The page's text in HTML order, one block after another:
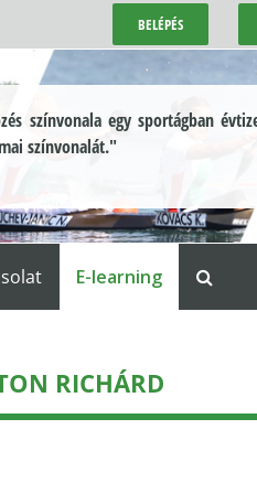
BELÉPÉS
színvonala egy sportágban
színvonalát."
E-learning
RICHÁRD